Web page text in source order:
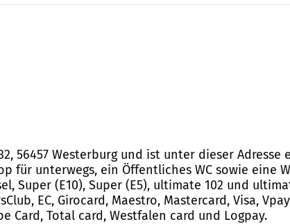
56457 Westerburg und ist unter dieser Adresse
für unterwegs, ein Öffentliches WC sowie eine
Super (E10), Super (E5), ultimate 102 und
EC, Girocard, Maestro, Mastercard, Visa,
Card, Total card, Westfalen card und Logpay.